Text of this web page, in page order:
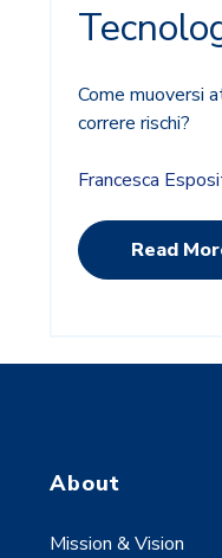
Come muoversi
correre rischi?
Francesca
Read
About
Mission & Vision